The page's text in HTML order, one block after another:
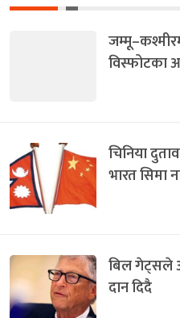
विस्फोटका
चिनिया
भारत सिमा
बिल गेट्सले
दान दिदै